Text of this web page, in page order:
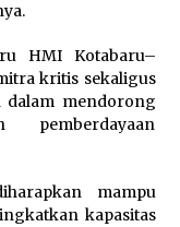
HMI Kotabaru–
kritis sekaligus
mendorong
pemberdayaan
mampu
kapasitas